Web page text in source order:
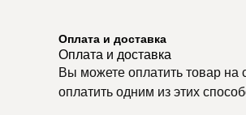
Оплата и доставка
Оплата и доставка
Вы можете оплатить товар на
оплатить одним из этих